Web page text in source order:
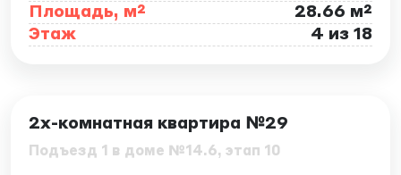
Площадь, м²
28.66 м²
Этаж
4 из 18
2х-комнатная квартира №29
Подъезд 1 в доме №14.6, этап 10